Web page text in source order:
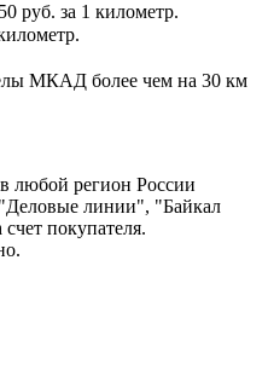
руб. за 1 километр.
МКАД более чем на 30 км
любой регион России
линии", "Байкал
покупателя.